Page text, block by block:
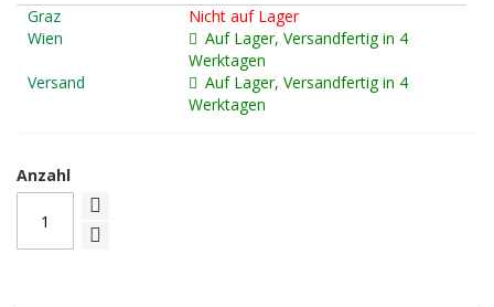
Graz
Nicht auf Lager
Wien
Auf Lager, Versandfertig in 4
Werktagen
Versand
Auf Lager, Versandfertig in 4
Werktagen
Anzahl